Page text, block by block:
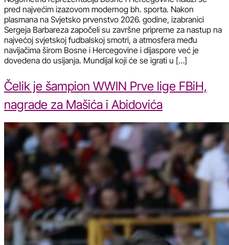
pred najvećim izazovom modernog bh. sporta. Nakon
plasmana na Svjetsko prvenstvo 2026. godine, izabranici
Sergeja Barbareza započeli su završne pripreme za nastup na
najvećoj svjetskoj fudbalskoj smotri, a atmosfera među
navijačima širom Bosne i Hercegovine i dijaspore već je
dovedena do usijanja. Mundijal koji će se igrati u […]
Čelik je šampion WWIN Prve lige FBiH,
nagrade za Mašića i Abidovića